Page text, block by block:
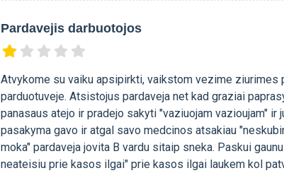
Pardavejis darbuotojos
Atvykome su vaiku apsipirkti, vaikstom vezime ziurimes
parduotuveje. Atsistojus pardaveja net kad graziai
panasaus atejo ir pradejo sakyti "vaziuojam vazioujam" ir
pasakyma gavo ir atgal savo medcinos atsakiau
moka" pardaveja jovita B vardu sitaip sneka. Paskui
neateisiu prie kasos ilgai" prie kasos ilgai laukem kol